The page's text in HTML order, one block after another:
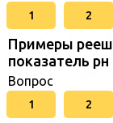
1 2
Примеры
показатель рн
Вопрос
1 2